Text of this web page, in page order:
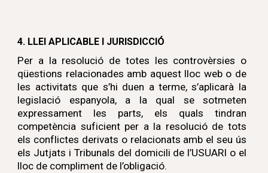
4. LLEI APLICABLE I JURISDICCIÓ
Per a la resolució de totes les controvèrsies o
qüestions relacionades amb aquest lloc web o de
les activitats que s’hi duen a terme, s’aplicarà la
legislació espanyola, a la qual se sotmeten
expressament les parts, els quals tindran
competència suficient per a la resolució de tots
els conflictes derivats o relacionats amb el seu ús
els Jutjats i Tribunals del domicili de l’USUARI o el
lloc de compliment de l’obligació.